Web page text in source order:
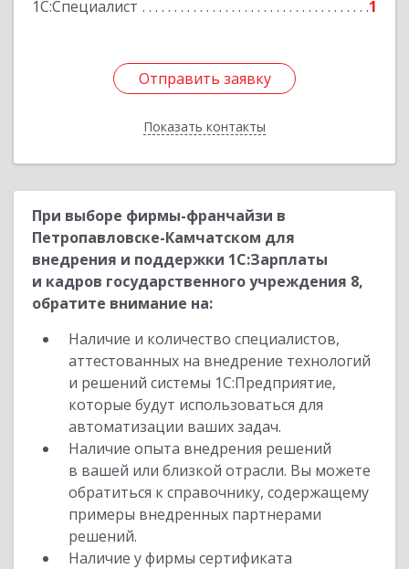
1С:Специалист 1
Отправить заявку
Показать контакты
Подробнее
Отправить заявку
Назад
При выборе фирмы-франчайзи в
Петропавловске-Камчатском для
внедрения и поддержки 1С:Зарплаты
и кадров государственного учреждения 8,
обратите внимание на:
Наличие и количество специалистов,
аттестованных на внедрение технологий
и решений системы 1С:Предприятие,
которые будут использоваться для
автоматизации ваших задач.
Наличие опыта внедрения решений
в вашей или близкой отрасли. Вы можете
обратиться к справочнику, содержащему
примеры внедренных партнерами
решений.
Наличие у фирмы сертификата